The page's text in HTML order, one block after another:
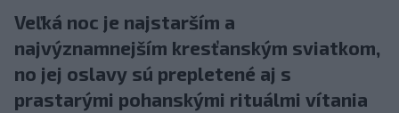
Veľká noc je najstarším a
najvýznamnejším kresťanským sviatkom,
no jej oslavy sú prepletené aj s
prastarými pohanskými rituálmi vítania